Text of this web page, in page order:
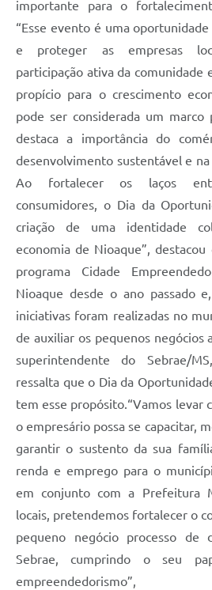
importante para o
“Esse evento é uma
e proteger as empresas
participação ativa da comunidade
propício para o crescimento
pode ser considerada um marco
destaca a importância do
desenvolvimento sustentável e
Ao fortalecer os laços
consumidores, o Dia da
criação de uma identidade
economia de Nioaque”,
programa Cidade
Nioaque desde o ano passado
iniciativas foram realizadas no
de auxiliar os pequenos negócios
superintendente do Sebrae/
ressalta que o Dia da
tem esse propósito.“Vamos levar
o empresário possa se capacitar,
garantir o sustento da sua
renda e emprego para o
em conjunto com a Prefeitura
locais, pretendemos fortalecer o
pequeno negócio processo de
Sebrae, cumprindo o seu